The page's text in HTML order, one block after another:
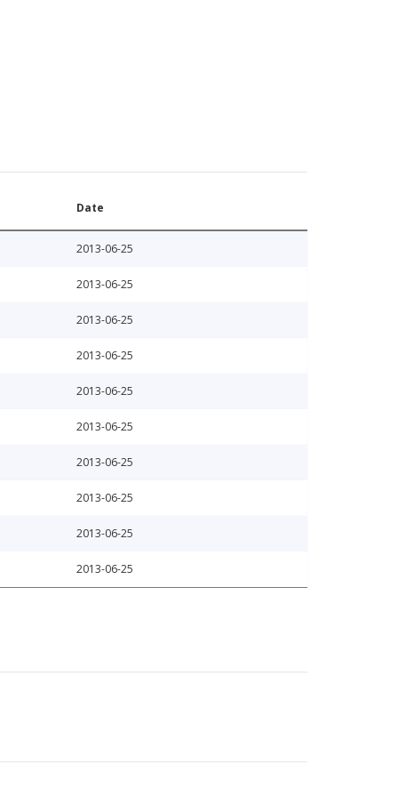
Date
2013-06-25
2013-06-25
2013-06-25
2013-06-25
2013-06-25
2013-06-25
2013-06-25
2013-06-25
2013-06-25
2013-06-25